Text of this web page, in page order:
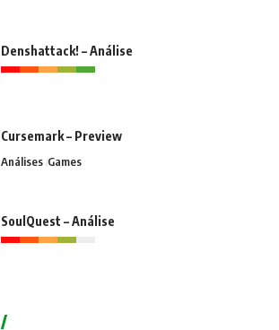
Denshattack! – Análise
Cursemark – Preview
Análises Games
SoulQuest – Análise